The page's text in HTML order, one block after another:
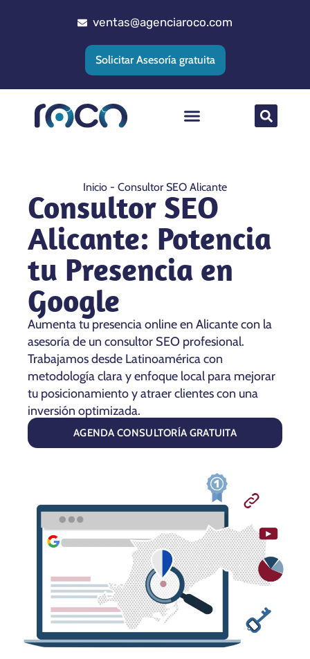
ventas@agenciaroco.com
Solicitar Asesoría gratuita
Inicio - Consultor SEO Alicante
Consultor SEO
Alicante: Potencia
tu Presencia en
Google
Aumenta tu presencia online en Alicante con la
asesoría de un consultor SEO profesional.
Trabajamos desde Latinoamérica con
metodología clara y enfoque local para mejorar
tu posicionamiento y atraer clientes con una
inversión optimizada.
AGENDA CONSULTORÍA GRATUITA